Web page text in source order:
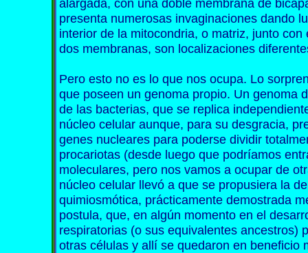
alargada, con una doble membrana de
presenta numerosas invaginaciones dando
interior de la mitocondria, o matriz, junto
dos membranas, son localizaciones
Pero esto no es lo que nos ocupa. Lo
que poseen un genoma propio. Un genoma
de las bacterias, que se replica
núcleo celular aunque, para su desgracia,
genes nucleares para poderse dividir
procariotas (desde luego que podríamos
moleculares, pero nos vamos a ocupar de
núcleo celular llevó a que se propusiera la
quimiosmótica, prácticamente demostrada
postula, que, en algún momento en el
respiratorias (o sus equivalentes ancestros)
otras células y allí se quedaron en beneficio